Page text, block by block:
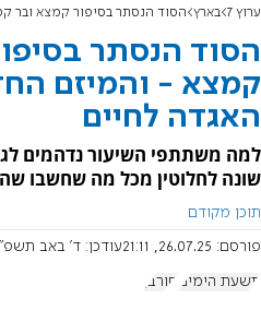
ערוץ 7 בארץ הסוד הנסתר בסיפור קמצא ובר קמצא -
הסוד הנסתר
קמצא - והמיזם
האגדה לחיים
למה משתתפי השיעור נדהמים
שונה לחלוטין מכל מה שחשבו
תוכן מקודם
פורסם: 26.07.25, 21:11 עודכן: ד' באב תשפ"ה, 29.7.2025,
תשעת הימים חורבן